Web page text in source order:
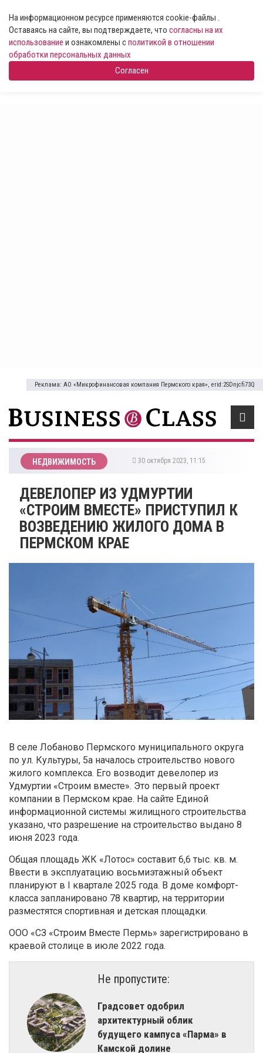
На информационном ресурсе применяются cookie-файлы .
Оставаясь на сайте, вы подтверждаете, что согласны на их
использование и ознакомлены сполитикой в отношении
обработки персональных данных
Согласен
Реклама: АО «Микрофинансовая компания Пермского края», erid:2SDnjcfi73Q
НЕДВИЖИМОСТЬ 30 октября 2023, 11:15
​ДЕВЕЛОПЕР ИЗ УДМУРТИИ
«СТРОИМ ВМЕСТЕ» ПРИСТУПИЛ К
ВОЗВЕДЕНИЮ ЖИЛОГО ДОМА В
ПЕРМСКОМ КРАЕ
В селе Лобаново Пермского муниципального округа
по ул. Культуры, 5а началось строительство нового
жилого комплекса. Его возводит девелопер из
Удмуртии «Строим вместе». Это первый проект
компании в Пермском крае. На сайте Единой
информационной системы жилищного строительства
указано, что разрешение на строительство выдано 8
июня 2023 года.
Общая площадь ЖК «Лотос» составит 6,6 тыс. кв. м.
Ввести в эксплуатацию восьмиэтажный объект
планируют в I квартале 2025 года. В доме комфорт-
класса запланировано 78 квартир, на территории
разместятся спортивная и детская площадки.
ООО «СЗ «Строим Вместе Пермь» зарегистрировано в
краевой столице в июле 2022 года.
Не пропустите:
Градсовет одобрил
архитектурный облик
будущего кампуса «Парма» в
Камской долине